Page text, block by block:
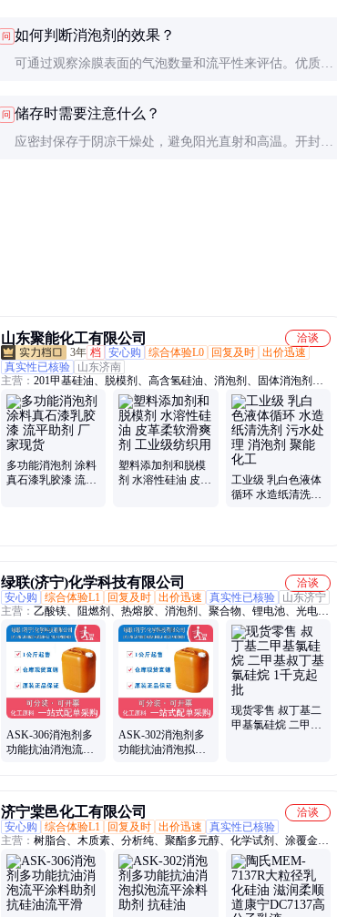
问 如何判断消泡剂的效果？
可通过观察涂膜表面的气泡数量和流平性来评估。优质消
问 储存时需要注意什么？
应密封保存于阴凉干燥处，避免阳光直射和高温。开封后
山东聚能化工有限公司
洽谈
3年 档 安心购 综合体验L0 回复及时 出价迅速
真实性已核验
山东济南
主营： 201甲基硅油、脱模剂、高含氢硅油、消泡剂、固体消泡剂、
硅橡胶、5201硅脂、乳化硅油、模具硅胶、防水乳液、甲基硅油、水
溶性硅油、脱模润滑剂、防水剂、甲基硅酸钾、甲基硅酸钠、防水硅
脂、脱模润滑隔离剂、295硅脂、硅脂、107硅橡胶、二甲基硅油、密
封硅脂
多功能消泡剂 涂料
真石漆乳胶漆 流平
塑料添加剂和脱模
剂 水溶性硅油 皮革
工业级 乳白色液体
循环 水造纸清洗剂
绿联(济宁)化学科技有限公司
洽谈
安心购
综合体验L1 回复及时 出价迅速 真实性已核验
山东济宁
主营： 乙酸镁、阻燃剂、热熔胶、消泡剂、聚合物、锂电池、光电
极、泡泡糖、氯丁胶、碳酸镉、新癸酸、补差价、稀释剂、羟乙基、
氧化铝、氧化铜、甲酸钾、c/c材料、碳酸锰、玻璃粉、硬光油、防腐
剂、氧化铋、防水剂、聚丙烯、增粘树
ASK-306消泡剂多
功能抗油消泡流平
ASK-302消泡剂多
功能抗油消泡拟泡
现货零售 叔丁基二
甲基氯硅烷 二甲基
济宁棠邑化工有限公司
洽谈
安心购
综合体验L1 回复及时 出价迅速
真实性已核验
主营： 树脂合、木质素、分析纯、聚酯多元醇、化学试剂、涂覆金
属、己二醇酯、油墨pu树脂、水性pu树脂、二乙二醇酯、二酸二甲
酯、树脂固化剂、水性聚氨酯、聚酰胺树脂、聚氨酯树脂、聚氨酯弹
性体、水性喷墨打印、聚碳酸酯二醇、面料柔软整理、己二酸乙二
醇、改性聚酰亚胺